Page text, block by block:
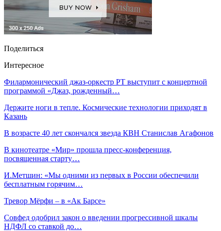
Поделиться
Интересное
Филармонический джаз-оркестр РТ выступит с концертной
программой «Джаз, рожденный…
Держите ноги в тепле. Космические технологии приходят в
Казань
В возрасте 40 лет скончался звезда КВН Станислав Агафонов
В кинотеатре «Мир» прошла пресс-конференция,
посвященная старту…
И.Метшин: «Мы одними из первых в России обеспечили
бесплатным горячим…
Тревор Мёрфи – в «Ак Барсе»
Совфед одобрил закон о введении прогрессивной шкалы
НДФЛ со ставкой до…